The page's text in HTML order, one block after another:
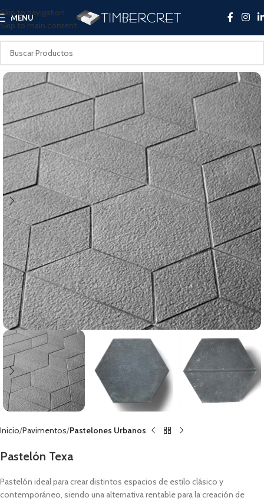
Skip to navigation
Skip to main content
MENU
Inicio Pavimentos Pastelones Urbanos
Pastelón Texa
Pastelón ideal para crear distintos espacios de estilo clásico y
contemporáneo, siendo una alternativa rentable para la creación de